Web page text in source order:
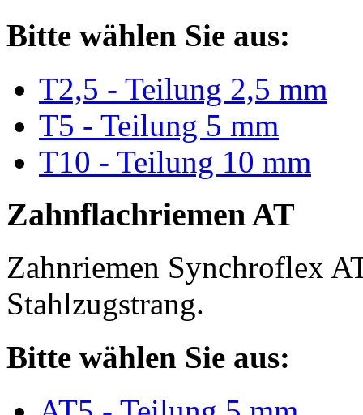
Bitte wählen Sie aus:
T2,5 - Teilung 2,5 mm
T5 - Teilung 5 mm
T10 - Teilung 10 mm
Zahnflachriemen AT
Zahnriemen Synchroflex
Stahlzugstrang.
Bitte wählen Sie aus: